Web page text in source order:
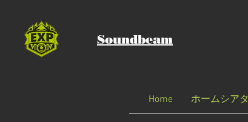
Soundbeam
Home ホームシア